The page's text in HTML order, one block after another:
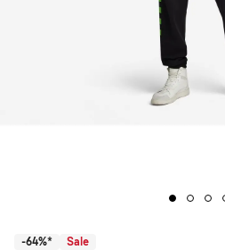
-64%* Sale